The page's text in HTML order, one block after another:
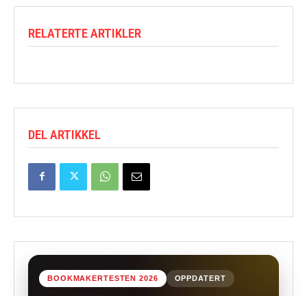
RELATERTE ARTIKLER
DEL ARTIKKEL
BOOKMAKERTESTEN 2026 OPPDATERT